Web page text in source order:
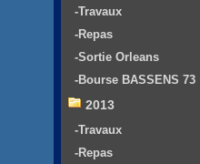
-Travaux
-Repas
-Sortie Orleans
-Bourse BASSENS 73
2013
-Travaux
-Repas